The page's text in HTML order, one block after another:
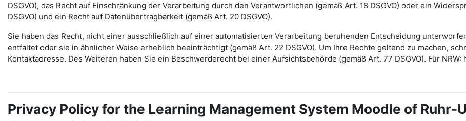
DSGVO), das Recht auf Einschränkung der Verarbeitung durch den Verantwortlichen (gemäß Art. 18 DSGVO) oder ein
DSGVO) und ein Recht auf Datenübertragbarkeit (gemäß Art. 20 DSGVO).
Sie haben das Recht, nicht einer ausschließlich auf einer automatisierten Verarbeitung beruhenden Entscheidung
entfaltet oder sie in ähnlicher Weise erheblich beeinträchtigt (gemäß Art. 22 DSGVO). Um Ihre Rechte geltend zu machen,
Kontaktadresse. Des Weiteren haben Sie ein Beschwerderecht bei einer Aufsichtsbehörde (gemäß Art. 77 DSGVO). Für NRW:
Privacy Policy for the Learning Management System Moodle of Ruhr-